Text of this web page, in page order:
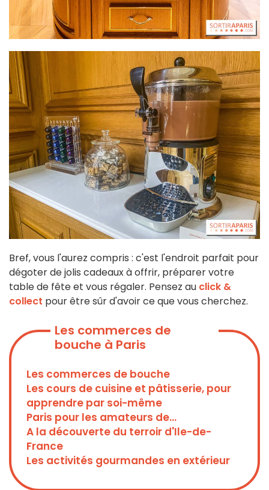
Bref, vous l'aurez compris : c'est l'endroit parfait pour
dégoter de jolis cadeaux à offrir, préparer votre
table de fête et vous régaler. Pensez au click &
collect pour être sûr d'avoir ce que vous cherchez.
Les commerces de
bouche à Paris
Les commerces de bouche
Les cours de cuisine et pâtisserie, pour
apprendre par soi-même
Paris pour les amateurs de...
A la découverte du terroir d'Ile-de-
France
Les activités gourmandes en extérieur